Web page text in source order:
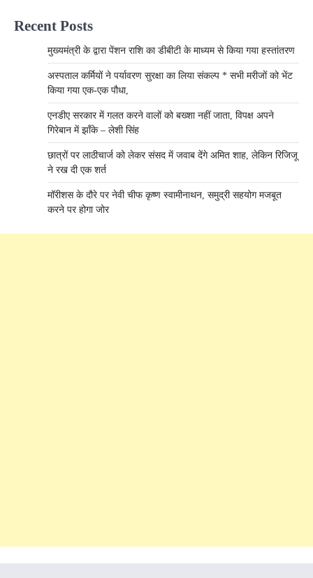
Recent Posts
मुख्यमंत्री के द्वारा पेंशन राशि का डीबीटी के माध्यम से किया गया हस्तांतरण
अस्पताल कर्मियों ने पर्यावरण सुरक्षा का लिया संकल्प * सभी मरीजों को भेंट
किया गया एक-एक पौधा,
एनडीए सरकार में गलत करने वालों को बख्शा नहीं जाता, विपक्ष अपने
गिरेबान में झाँके – लेशी सिंह
छात्रों पर लाठीचार्ज को लेकर संसद में जवाब देंगे अमित शाह, लेकिन रिजिजू
ने रख दी एक शर्त
मॉरीशस के दौरे पर नेवी चीफ कृष्ण स्वामीनाथन, समुद्री सहयोग मजबूत
करने पर होगा जोर